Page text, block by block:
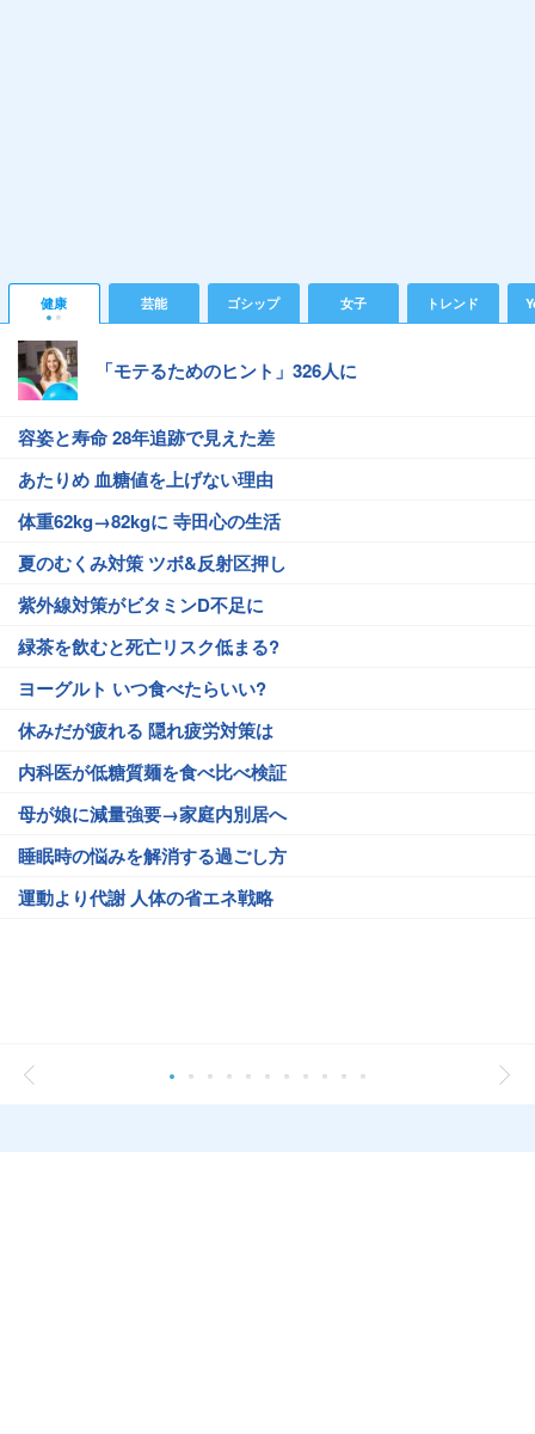
健康 芸能 ゴシップ 女子 トレンド
「モテるためのヒント」326人に
容姿と寿命 28年追跡で見えた差
あたりめ 血糖値を上げない理由
体重62kg→82kgに 寺田心の生活
夏のむくみ対策 ツボ&反射区押し
紫外線対策がビタミンD不足に
緑茶を飲むと死亡リスク低まる?
ヨーグルト いつ食べたらいい?
休みだが疲れる 隠れ疲労対策は
内科医が低糖質麺を食べ比べ検証
母が娘に減量強要→家庭内別居へ
睡眠時の悩みを解消する過ごし方
運動より代謝 人体の省エネ戦略